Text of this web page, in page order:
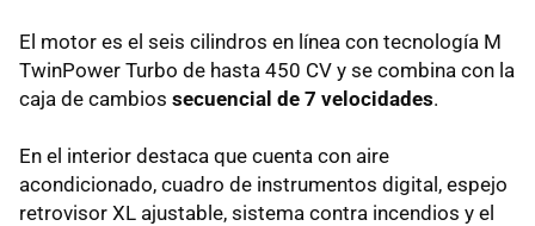
El motor es el seis cilindros en línea con tecnología M
TwinPower Turbo de hasta 450 CV y se combina con la
caja de cambios secuencial de 7 velocidades.
En el interior destaca que cuenta con aire
acondicionado, cuadro de instrumentos digital, espejo
retrovisor XL ajustable, sistema contra incendios y el